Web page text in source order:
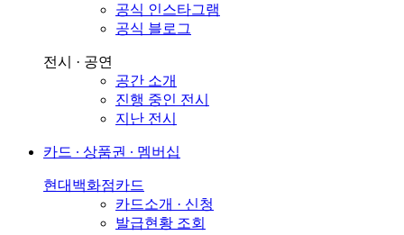
공식 인스타그램
공식 블로그
전시 · 공연
공간 소개
진행 중인 전시
지난 전시
카드 ∙ 상품권 ∙ 멤버십
현대백화점카드
카드소개 · 신청
발급현황 조회